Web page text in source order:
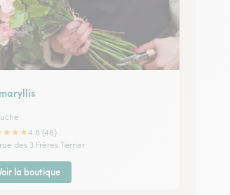
★★★4.8 (48)
des 3 Frères Terrier
la boutique